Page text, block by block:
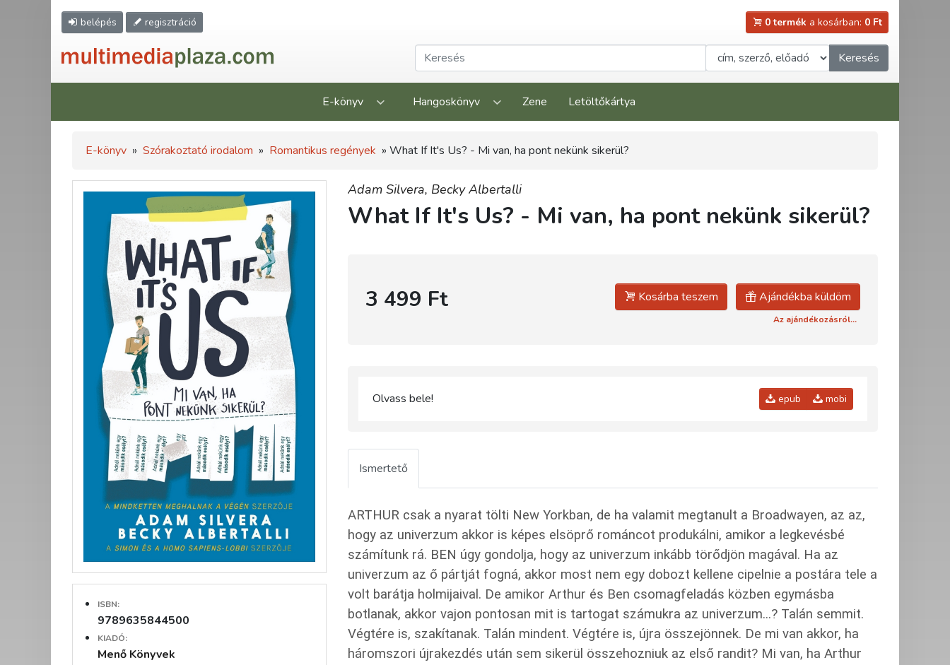
belépés regisztráció 0 termék a kosárban: 0 Ft
Keresés
E-könyv Hangoskönyv Zene Letöltőkártya
E-könyv » Szórakoztató irodalom » Romantikus regények » What If It's Us? - Mi van, ha pont nekünk sikerül?
ISBN:
9789635844500
KIADÓ:
Menő Könyvek
Adam Silvera, Becky Albertalli
What If It's Us? - Mi van, ha pont nekünk sikerül?
3 499 Ft Kosárba teszem Ajándékba küldöm
Az ajándékozásról...
Olvass bele! epub mobi
Ismertető
ARTHUR csak a nyarat tölti New Yorkban, de ha valamit megtanult a Broadwayen, az az,
hogy az univerzum akkor is képes elsöprő románcot produkálni, amikor a legkevésbé
számítunk rá. BEN úgy gondolja, hogy az univerzum inkább törődjön magával. Ha az
univerzum az ő pártját fogná, akkor most nem egy dobozt kellene cipelnie a postára tele a
volt barátja holmijaival. De amikor Arthur és Ben csomagfeladás közben egymásba
botlanak, akkor vajon pontosan mit is tartogat számukra az univerzum...? Talán semmit.
Végtére is, szakítanak. Talán mindent. Végtére is, újra összejönnek. De mi van akkor, ha
háromszori újrakezdés után sem sikerül összehozniuk az első randit? Mi van, ha Arthur